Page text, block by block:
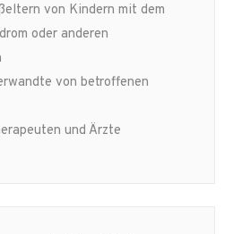
von Kindern mit dem
oder anderen
von betroffenen
und Ärzte